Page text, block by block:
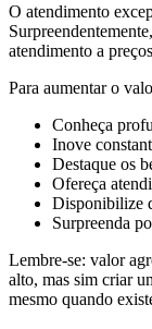
O atendimento
atendimento a
Para aumentar o
Conheça
Inove
Destaque os
Ofereça
Disponibilize
Surpreenda
Lembre-se: valor
alto, mas sim criar
mesmo quando